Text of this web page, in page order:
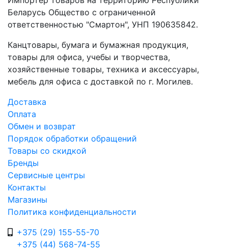
Беларусь Общество с ограниченной
ответственностью "Смартон", УНП 190635842.
Канцтовары, бумага и бумажная продукция,
товары для офиса, учебы и творчества,
хозяйственные товары, техника и аксессуары,
мебель для офиса с доставкой по г. Могилев.
Доставка
Оплата
Обмен и возврат
Порядок обработки обращений
Товары со скидкой
Бренды
Сервисные центры
Контакты
Магазины
Политика конфиденциальности
+375 (29) 155-55-70
+375 (44) 568-74-55